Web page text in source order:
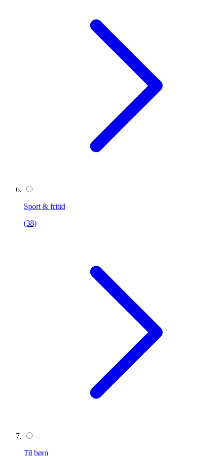
Sport & fritid
(38)
Til børn